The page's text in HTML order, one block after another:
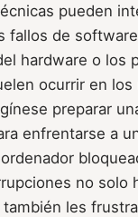
pueden
fallos de
hardware o los
ocurrir en los
preparar
enfrentarse a
no solo
les